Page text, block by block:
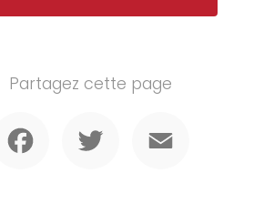
Partagez cette page